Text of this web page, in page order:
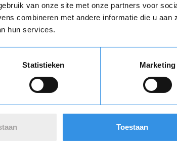
van onze site met onze partners voor
combineren met andere informatie die u aan
hun services.
Statistieken Marketing
Toestaan